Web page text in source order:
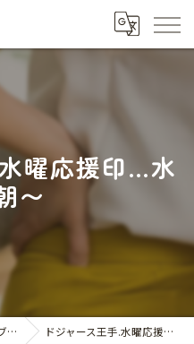
曜応援印…水
〜
グ ドジャース王手.水曜応援印…水曜の朝〜